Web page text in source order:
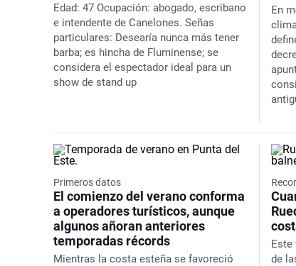
Edad: 47 Ocupación: abogado, escribano
e intendente de Canelones. Señas
particulares: Desearía nunca más tener
barba; es hincha de Fluminense; se
considera el espectador ideal para un
show de stand up
En
Primeros datos
El comienzo del verano conforma
a operadores turísticos, aunque
algunos añoran anteriores
temporadas récords
Mientras la costa esteña se favoreció
Este
de